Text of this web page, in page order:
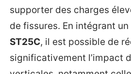
supporter des charges
de fissures. En intégrant un
ST25C, il est possible de
significativement l’impact